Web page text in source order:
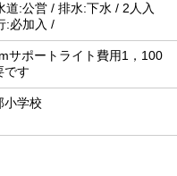
道:公営 / 排水:下水 / 2人入
:必加入 /
サポートライト費用1，100
です
小学校